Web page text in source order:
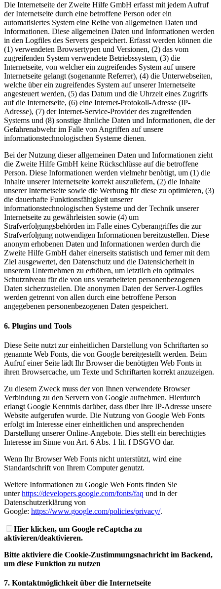
Die Internetseite der Zweite Hilfe GmbH erfasst mit jedem Aufruf
der Internetseite durch eine betroffene Person oder ein
automatisiertes System eine Reihe von allgemeinen Daten und
Informationen. Diese allgemeinen Daten und Informationen werden
in den Logfiles des Servers gespeichert. Erfasst werden können die
(1) verwendeten Browsertypen und Versionen, (2) das vom
zugreifenden System verwendete Betriebssystem, (3) die
Internetseite, von welcher ein zugreifendes System auf unsere
Internetseite gelangt (sogenannte Referrer), (4) die Unterwebseiten,
welche über ein zugreifendes System auf unserer Internetseite
angesteuert werden, (5) das Datum und die Uhrzeit eines Zugriffs
auf die Internetseite, (6) eine Internet-Protokoll-Adresse (IP-
Adresse), (7) der Internet-Service-Provider des zugreifenden
Systems und (8) sonstige ähnliche Daten und Informationen, die der
Gefahrenabwehr im Falle von Angriffen auf unsere
informationstechnologischen Systeme dienen.
Bei der Nutzung dieser allgemeinen Daten und Informationen zieht
die Zweite Hilfe GmbH keine Rückschlüsse auf die betroffene
Person. Diese Informationen werden vielmehr benötigt, um (1) die
Inhalte unserer Internetseite korrekt auszuliefern, (2) die Inhalte
unserer Internetseite sowie die Werbung für diese zu optimieren, (3)
die dauerhafte Funktionsfähigkeit unserer
informationstechnologischen Systeme und der Technik unserer
Internetseite zu gewährleisten sowie (4) um
Strafverfolgungsbehörden im Falle eines Cyberangriffes die zur
Strafverfolgung notwendigen Informationen bereitzustellen. Diese
anonym erhobenen Daten und Informationen werden durch die
Zweite Hilfe GmbH daher einerseits statistisch und ferner mit dem
Ziel ausgewertet, den Datenschutz und die Datensicherheit in
unserem Unternehmen zu erhöhen, um letztlich ein optimales
Schutzniveau für die von uns verarbeiteten personenbezogenen
Daten sicherzustellen. Die anonymen Daten der Server-Logfiles
werden getrennt von allen durch eine betroffene Person
angegebenen personenbezogenen Daten gespeichert.
6. Plugins und Tools
Diese Seite nutzt zur einheitlichen Darstellung von Schriftarten so
genannte Web Fonts, die von Google bereitgestellt werden. Beim
Aufruf einer Seite lädt Ihr Browser die benötigten Web Fonts in
ihren Browsercache, um Texte und Schriftarten korrekt anzuzeigen.
Zu diesem Zweck muss der von Ihnen verwendete Browser
Verbindung zu den Servern von Google aufnehmen. Hierdurch
erlangt Google Kenntnis darüber, dass über Ihre IP-Adresse unsere
Website aufgerufen wurde. Die Nutzung von Google Web Fonts
erfolgt im Interesse einer einheitlichen und ansprechenden
Darstellung unserer Online-Angebote. Dies stellt ein berechtigtes
Interesse im Sinne von Art. 6 Abs. 1 lit. f DSGVO dar.
Wenn Ihr Browser Web Fonts nicht unterstützt, wird eine
Standardschrift von Ihrem Computer genutzt.
Weitere Informationen zu Google Web Fonts finden Sie
unterhttps://developers.google.com/fonts/faq und in der
Datenschutzerklärung von
Google: https://www.google.com/policies/privacy/.
Hier klicken, um Google reCaptcha zu
aktivieren/deaktivieren.
Bitte aktiviere die Cookie-Zustimmungsnachricht im Backend,
um diese Funktion zu nutzen
7. Kontaktmöglichkeit über die Internetseite